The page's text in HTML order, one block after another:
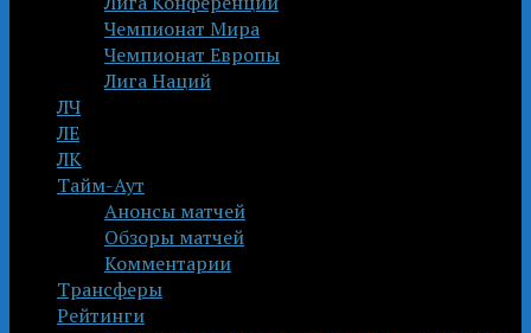
Чемпионат Мира
Чемпионат Европы
Лига Наций
ЛЧ
ЛЕ
ЛК
Тайм-Аут
Анонсы матчей
Обзоры матчей
Комментарии
Трансферы
Рейтинги